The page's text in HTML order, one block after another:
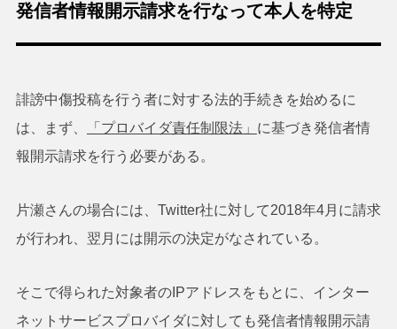
発信者情報開示請求を行なって本人を特定
誹謗中傷投稿を行う者に対する法的手続きを始めるに
は、まず、
「プロバイダ責任制限法」 に基づき発信者情
報開示請求を行う必要がある。
片瀬さんの場合には、Twitter社に対して2018年4月に請求
が行われ、翌月には開示の決定がなされている。
そこで得られた対象者のIPアドレスをもとに、インター
ネットサービスプロバイダに対しても発信者情報開示請